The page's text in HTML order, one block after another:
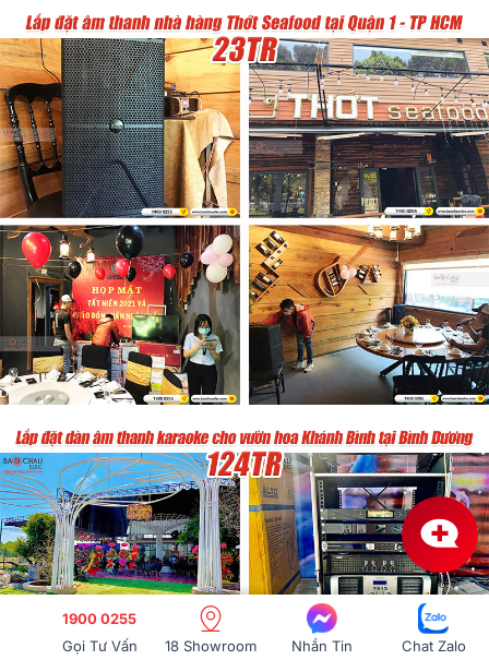
1900 0255
Gọi Tư Vấn
18 Showroom Nhắn Tin Chat Zalo